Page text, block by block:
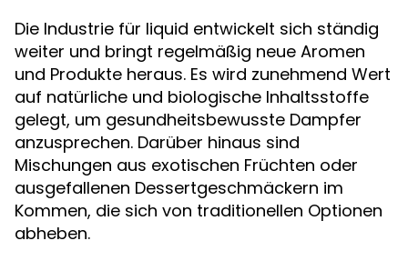
Die Industrie für liquid entwickelt sich ständig
weiter und bringt regelmäßig neue Aromen
und Produkte heraus. Es wird zunehmend Wert
auf natürliche und biologische Inhaltsstoffe
gelegt, um gesundheitsbewusste Dampfer
anzusprechen. Darüber hinaus sind
Mischungen aus exotischen Früchten oder
ausgefallenen Dessertgeschmäckern im
Kommen, die sich von traditionellen Optionen
abheben.